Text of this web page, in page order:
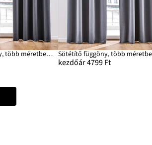
Sötétítő függöny, több méretben (1 db)
kezdőár 4799 Ft